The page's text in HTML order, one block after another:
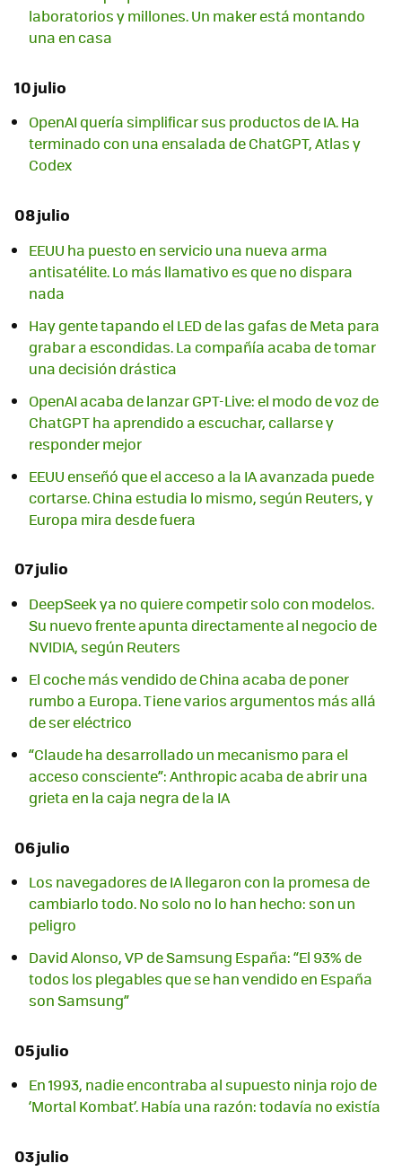
laboratorios y millones. Un maker está montando
una en casa
10 julio
OpenAI quería simplificar sus productos de IA. Ha
terminado con una ensalada de ChatGPT, Atlas y
Codex
08 julio
EEUU ha puesto en servicio una nueva arma
antisatélite. Lo más llamativo es que no dispara
nada
Hay gente tapando el LED de las gafas de Meta para
grabar a escondidas. La compañía acaba de tomar
una decisión drástica
OpenAI acaba de lanzar GPT-Live: el modo de voz de
ChatGPT ha aprendido a escuchar, callarse y
responder mejor
EEUU enseñó que el acceso a la IA avanzada puede
cortarse. China estudia lo mismo, según Reuters, y
Europa mira desde fuera
07 julio
DeepSeek ya no quiere competir solo con modelos.
Su nuevo frente apunta directamente al negocio de
NVIDIA, según Reuters
El coche más vendido de China acaba de poner
rumbo a Europa. Tiene varios argumentos más allá
de ser eléctrico
“Claude ha desarrollado un mecanismo para el
acceso consciente”: Anthropic acaba de abrir una
grieta en la caja negra de la IA
06 julio
Los navegadores de IA llegaron con la promesa de
cambiarlo todo. No solo no lo han hecho: son un
peligro
David Alonso, VP de Samsung España: “El 93% de
todos los plegables que se han vendido en España
son Samsung”
05 julio
En 1993, nadie encontraba al supuesto ninja rojo de
‘Mortal Kombat’. Había una razón: todavía no existía
03 julio